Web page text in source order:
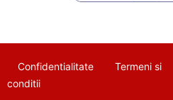
Confidentialitate
Termeni si
conditii